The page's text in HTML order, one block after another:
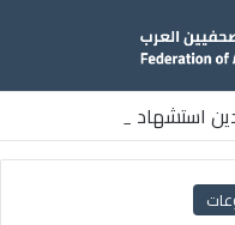
استشهاد
إسرائيلي وسط قطاع غزة